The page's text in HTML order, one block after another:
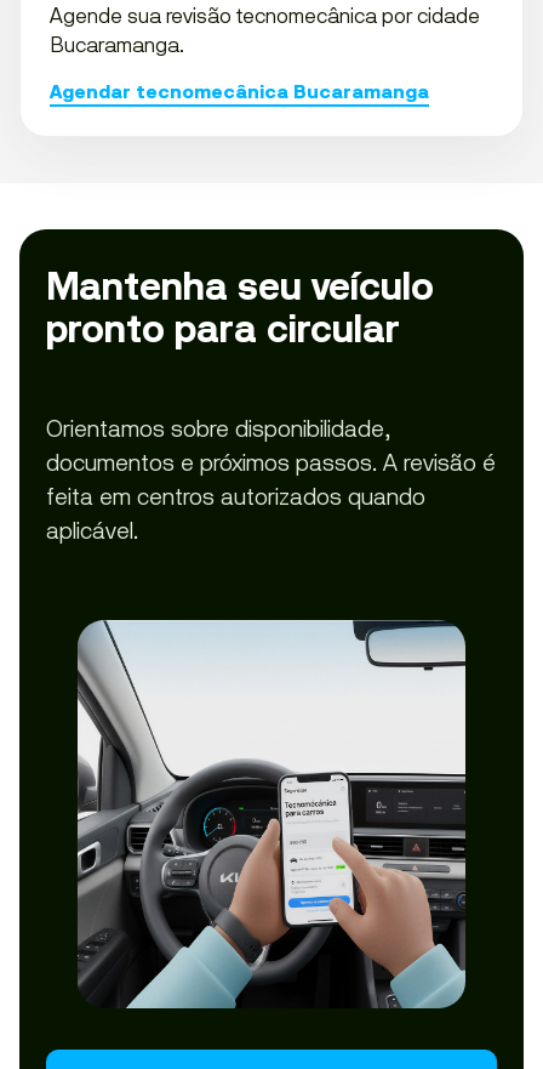
Agende sua revisão tecnomecânica por cidade
Bucaramanga.
Agendar tecnomecânica Bucaramanga
Mantenha seu veículo
pronto para circular
Orientamos sobre disponibilidade,
documentos e próximos passos. A revisão é
feita em centros autorizados quando
aplicável.